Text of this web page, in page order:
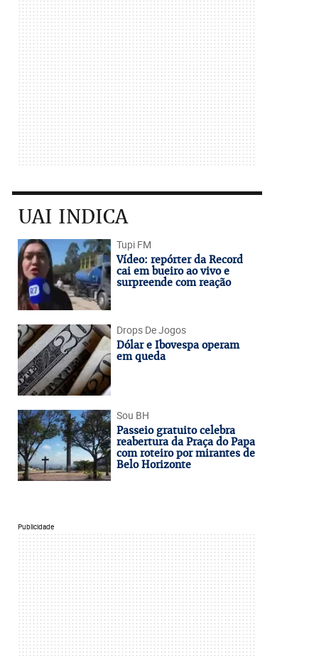
UAI INDICA
Tupi FM
Vídeo: repórter da Record
cai em bueiro ao vivo e
surpreende com reação
Drops De Jogos
Dólar e Ibovespa operam
em queda
Sou BH
Passeio gratuito celebra
reabertura da Praça do Papa
com roteiro por mirantes de
Belo Horizonte
Publicidade